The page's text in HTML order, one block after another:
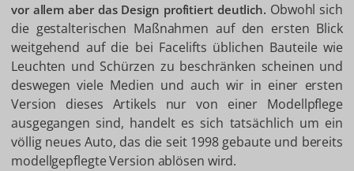
vor allem aber das Design profitiert deutlich. Obwohl sich
die gestalterischen Maßnahmen auf den ersten Blick
weitgehend auf die bei Facelifts üblichen Bauteile wie
Leuchten und Schürzen zu beschränken scheinen und
deswegen viele Medien und auch wir in einer ersten
Version dieses Artikels nur von einer Modellpflege
ausgegangen sind, handelt es sich tatsächlich um ein
völlig neues Auto, das die seit 1998 gebaute und bereits
modellgepflegte Version ablösen wird.